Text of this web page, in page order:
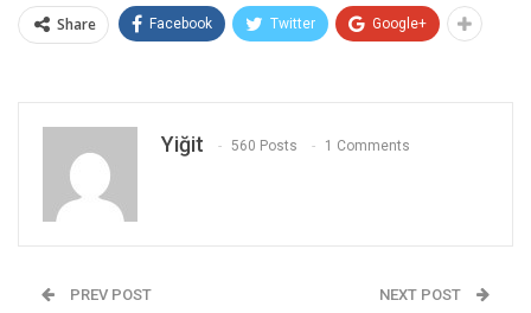
Share Facebook Twitter Google+
Yiğit 560 Posts 1 Comments
PREV POST NEXT POST